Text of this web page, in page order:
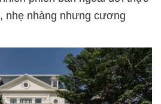
nhẹ nhàng nhưng cương